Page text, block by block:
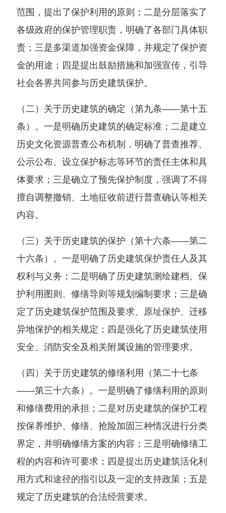
范围，提出了保护利用的原则；二是分层落实了
各级政府的保护管理职责，明确了各部门具体职
责；三是多渠道加强资金保障，并规定了保护资
金的用途；四是提出鼓励措施和加强宣传，引导
社会各界共同参与历史建筑保护。
（二）关于历史建筑的确定（第九条——第十五
条）。一是明确历史建筑的确定标准；二是建立
历史文化资源普查公布机制，明确了普查推荐、
公示公布、设立保护标志等环节的责任主体和具
体要求；三是确立了预先保护制度，强调了不得
擅自调整撤销、土地征收前进行普查确认等相关
内容。
（三）关于历史建筑的保护（第十六条——第二
十六条）。一是明确了历史建筑保护责任人及其
权利与义务；二是明确了历史建筑测绘建档、保
护利用图则、修缮导则等规划编制要求；三是确
定了历史建筑保护范围及要求、原址保护、迁移
异地保护的相关规定；四是强化了历史建筑使用
安全、消防安全及相关附属设施的管理要求。
（四）关于历史建筑的修缮利用（第二十七条
——第三十六条）。一是明确了修缮利用的原则
和修缮费用的承担；二是对历史建筑的保护工程
按保养维护、修缮、抢险加固三种情况进行分类
界定，并明确修缮方案的内容；三是明确修缮工
程的内容和许可要求；四是提出历史建筑活化利
用方式和途径的指引以及一定的支持政策；五是
规定了历史建筑的合法经营要求。